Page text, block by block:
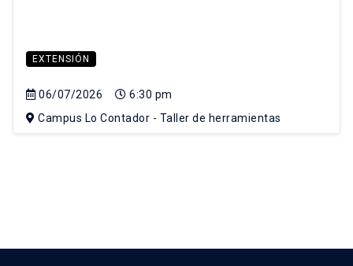
EXTENSIÓN
06/07/2026
6:30 pm
Campus Lo Contador - Taller de herramientas